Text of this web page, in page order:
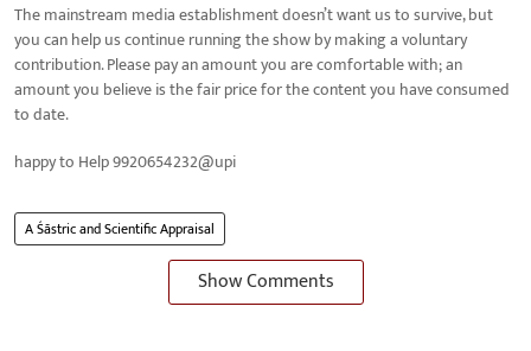
The mainstream media establishment doesn’t want us to survive, but
you can help us continue running the show by making a voluntary
contribution. Please pay an amount you are comfortable with; an
amount you believe is the fair price for the content you have consumed
to date.
happy to Help 9920654232@upi
A Śāstric and Scientific Appraisal
Show Comments